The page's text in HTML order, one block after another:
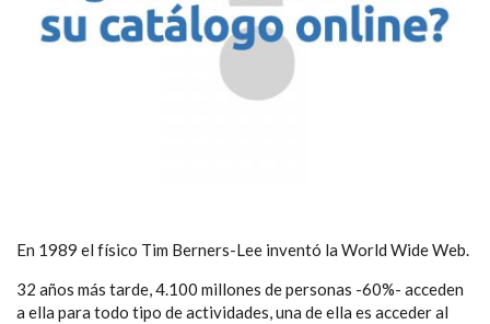
En 1989 el físico Tim Berners-Lee inventó la World Wide Web.
32 años más tarde, 4.100 millones de personas -60%- acceden
a ella para todo tipo de actividades, una de ella es acceder al